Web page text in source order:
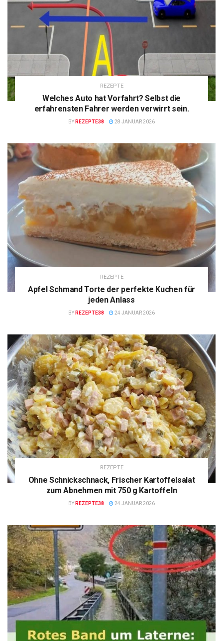
REZEPTE
Welches Auto hat Vorfahrt? Selbst die
erfahrensten Fahrer werden verwirrt sein.
BY REZEPTE38 28 JANUAR 2026
REZEPTE
Apfel Schmand Torte der perfekte Kuchen für
jeden Anlass
BY REZEPTE38 24 JANUAR 2026
REZEPTE
Ohne Schnickschnack, Frischer Kartoffelsalat
zum Abnehmen mit 750 g Kartoffeln
BY REZEPTE38 24 JANUAR 2026